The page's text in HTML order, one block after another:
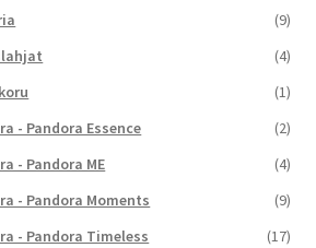
(9)
(4)
(1)
- Pandora Essence
(2)
- Pandora ME
(4)
- Pandora Moments
(9)
- Pandora Timeless
(17)